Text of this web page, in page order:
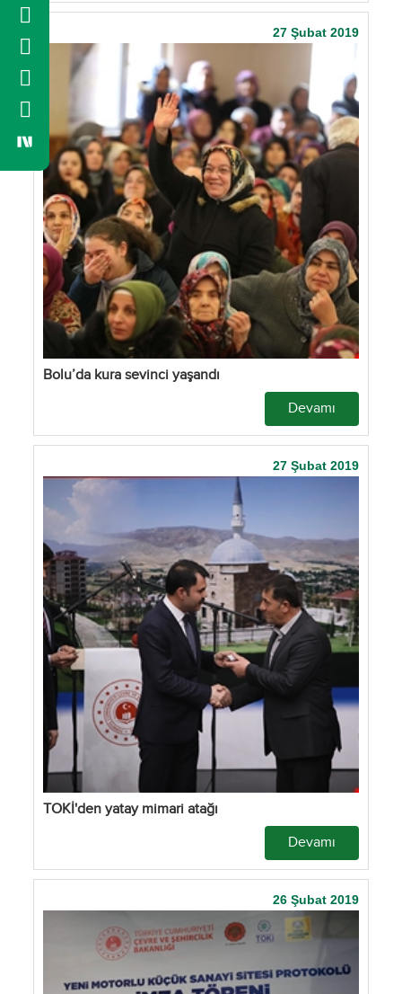
27 Şubat 2019
Bolu’da kura sevinci yaşandı
Devamı
27 Şubat 2019
TOKİ'den yatay mimari atağı
Devamı
26 Şubat 2019